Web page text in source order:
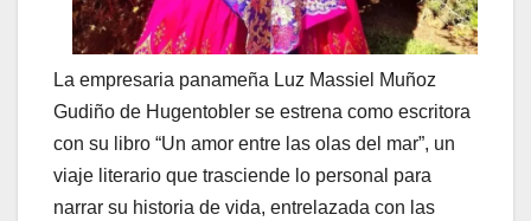
La empresaria panameña Luz Massiel Muñoz
Gudiño de Hugentobler se estrena como escritora
con su libro “Un amor entre las olas del mar”, un
viaje literario que trasciende lo personal para
narrar su historia de vida, entrelazada con las